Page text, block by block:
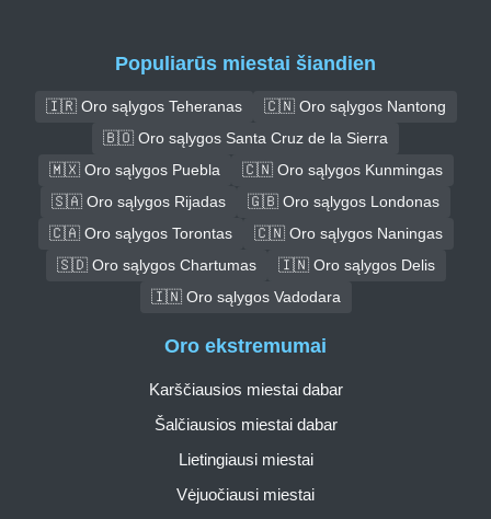
Populiarūs miestai šiandien
🇮🇷 Oro sąlygos Teheranas
🇨🇳 Oro sąlygos Nantong
🇧🇴 Oro sąlygos Santa Cruz de la Sierra
🇲🇽 Oro sąlygos Puebla
🇨🇳 Oro sąlygos Kunmingas
🇸🇦 Oro sąlygos Rijadas
🇬🇧 Oro sąlygos Londonas
🇨🇦 Oro sąlygos Torontas
🇨🇳 Oro sąlygos Naningas
🇸🇩 Oro sąlygos Chartumas
🇮🇳 Oro sąlygos Delis
🇮🇳 Oro sąlygos Vadodara
Oro ekstremumai
Karščiausios miestai dabar
Šalčiausios miestai dabar
Lietingiausi miestai
Vėjuočiausi miestai